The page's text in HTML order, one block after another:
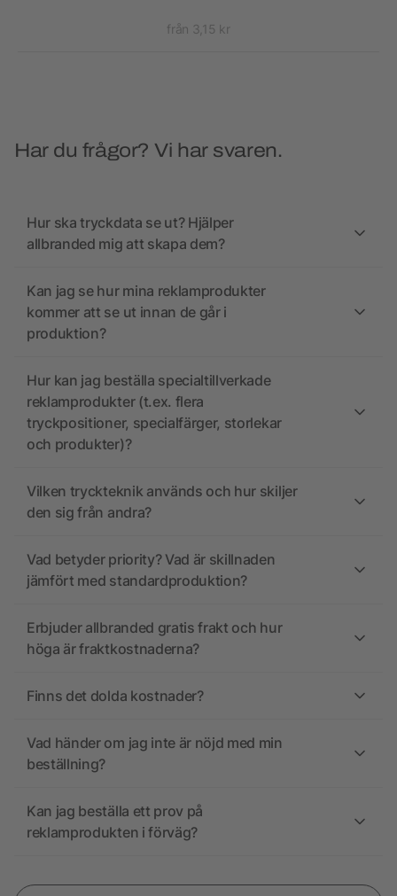
från 3,15 kr
Har du frågor? Vi har svaren.
Hur ska tryckdata se ut? Hjälper
allbranded mig att skapa dem?
Kan jag se hur mina reklamprodukter
kommer att se ut innan de går i
produktion?
Hur kan jag beställa specialtillverkade
reklamprodukter (t.ex. flera
tryckpositioner, specialfärger, storlekar
och produkter)?
Vilken tryckteknik används och hur skiljer
den sig från andra?
Vad betyder priority? Vad är skillnaden
jämfört med standardproduktion?
Erbjuder allbranded gratis frakt och hur
höga är fraktkostnaderna?
Finns det dolda kostnader?
Vad händer om jag inte är nöjd med min
beställning?
Kan jag beställa ett prov på
reklamprodukten i förväg?